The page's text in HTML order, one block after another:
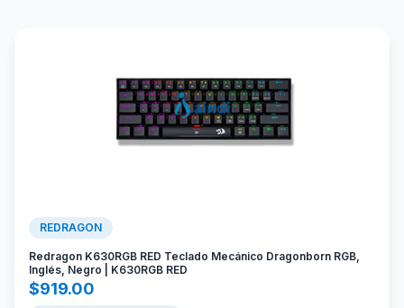
REDRAGON
Redragon K630RGB RED Teclado Mecánico Dragonborn RGB,
Inglés, Negro | K630RGB RED
$919.00